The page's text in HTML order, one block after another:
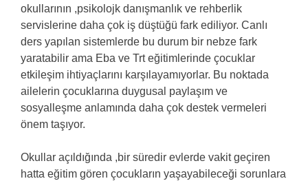
okullarının ,psikolojk danışmanlık ve rehberlik
servislerine daha çok iş düştüğü fark ediliyor. Canlı
ders yapılan sistemlerde bu durum bir nebze fark
yaratabilir ama Eba ve Trt eğitimlerinde çocuklar
etkileşim ihtiyaçlarını karşılayamıyorlar. Bu noktada
ailelerin çocuklarına duygusal paylaşım ve
sosyalleşme anlamında daha çok destek vermeleri
önem taşıyor.
Okullar açıldığında ,bir süredir evlerde vakit geçiren
hatta eğitim gören çocukların yaşayabileceği sorunlara